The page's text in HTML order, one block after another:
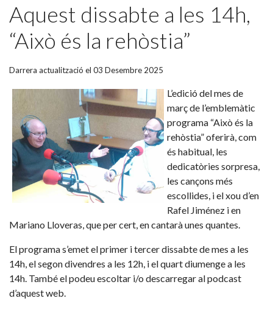
Aquest dissabte a les 14h,
“Això és la rehòstia”
Darrera actualització el 03 Desembre 2025
L’edició del mes de
març de l’emblemàtic
programa “Això és la
rehòstia” oferirà, com
és habitual, les
dedicatòries sorpresa,
les cançons més
escollides, i el xou d’en
Rafel Jiménez i en
Mariano Lloveras, que per cert, en cantarà unes quantes.
El programa s’emet el primer i tercer dissabte de mes a les
14h, el segon divendres a les 12h, i el quart diumenge a les
14h. També el podeu escoltar i/o descarregar al podcast
d’aquest web.